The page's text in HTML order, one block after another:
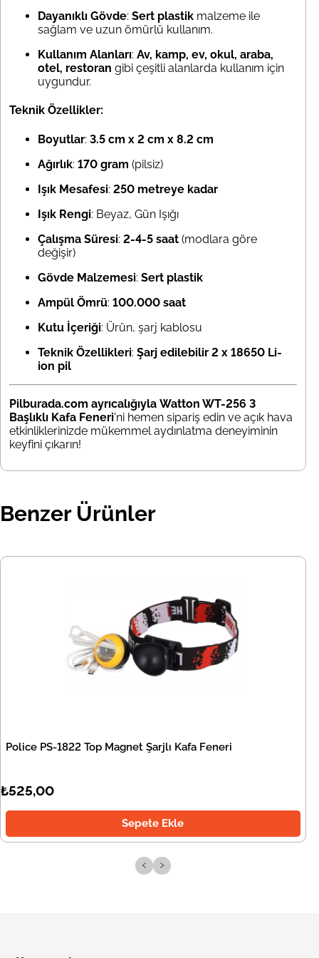
Dayanıklı Gövde: Sert plastik malzeme ile
sağlam ve uzun ömürlü kullanım.
Kullanım Alanları: Av, kamp, ev, okul, araba,
otel, restoran gibi çeşitli alanlarda kullanım için
uygundur.
Teknik Özellikler:
Boyutlar: 3.5 cm x 2 cm x 8.2 cm
Ağırlık: 170 gram (pilsiz)
Işık Mesafesi: 250 metreye kadar
Işık Rengi: Beyaz, Gün Işığı
Çalışma Süresi: 2-4-5 saat (modlara göre
değişir)
Gövde Malzemesi: Sert plastik
Ampül Ömrü: 100.000 saat
Kutu İçeriği: Ürün, şarj kablosu
Teknik Özellikleri: Şarj edilebilir 2 x 18650 Li-
ion pil
Pilburada.com ayrıcalığıyla Watton WT-256 3
Başlıklı Kafa Feneri'ni hemen sipariş edin ve açık hava
etkinliklerinizde mükemmel aydınlatma deneyiminin
keyfini çıkarın!
Benzer Ürünler
Police PS-1822 Top Magnet Şarjlı Kafa Feneri
₺525,00
Sepete Ekle
‹ ›